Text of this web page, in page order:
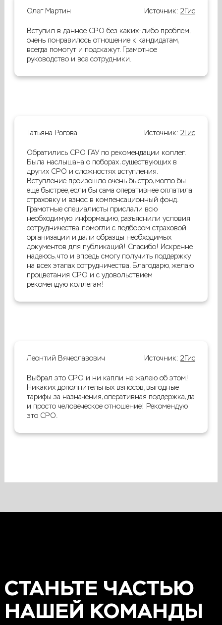
Олег Мартин Источник:2Гис
Вступил в данное СРО без каких-либо проблем,
очень понравилось отношение к кандидатам,
всегда помогут и подскажут. Грамотное
руководство и все сотрудники.
Татьяна Рогова Источник:2Гис
Обратились СРО ГАУ по рекомендации коллег.
Была наслышана о поборах, существующих в
других СРО и сложностях вступления.
Вступление произошло очень быстро, могло бы
еще быстрее, если бы сама оперативнее оплатила
страховку и взнос в компенсационный фонд.
Грамотные специалисты прислали всю
необходимую информацию, разъяснили условия
сотрудничества, помогли с подбором страховой
организации и дали образцы необходимых
документов для публикаций! Спасибо! Искренне
надеюсь, что и впредь смогу получить поддержку
на всех этапах сотрудничества. Благодарю, желаю
процветания СРО и с удовольствием
рекомендую коллегам!
Леонтий Вячеславович Источник:2Гис
Выбрал это СРО и ни капли не жалею об этом!
Никаких дополнительных взносов, выгодные
тарифы за назначения, оперативная поддержка, да
и просто человеческое отношение! Рекомендую
это СРО.
СТАНЬТЕ ЧАСТЬЮ
НАШЕЙ КОМАНДЫ